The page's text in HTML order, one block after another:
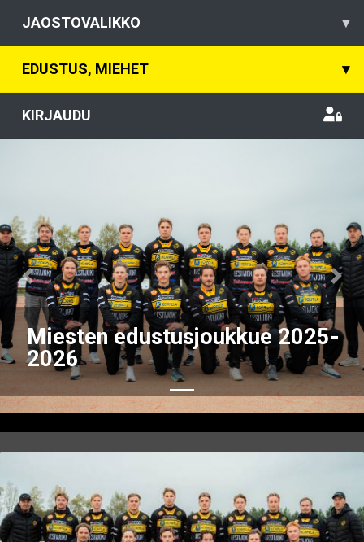
JAOSTOVALIKKO ▾
EDUSTUS, MIEHET ▾
KIRJAUDU
Miesten edustusjoukkue 2025-
2026
Previous